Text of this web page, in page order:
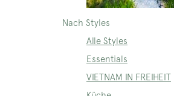
Nach Styles
Alle Styles
Essentials
VIETNAM IN FREIHEIT